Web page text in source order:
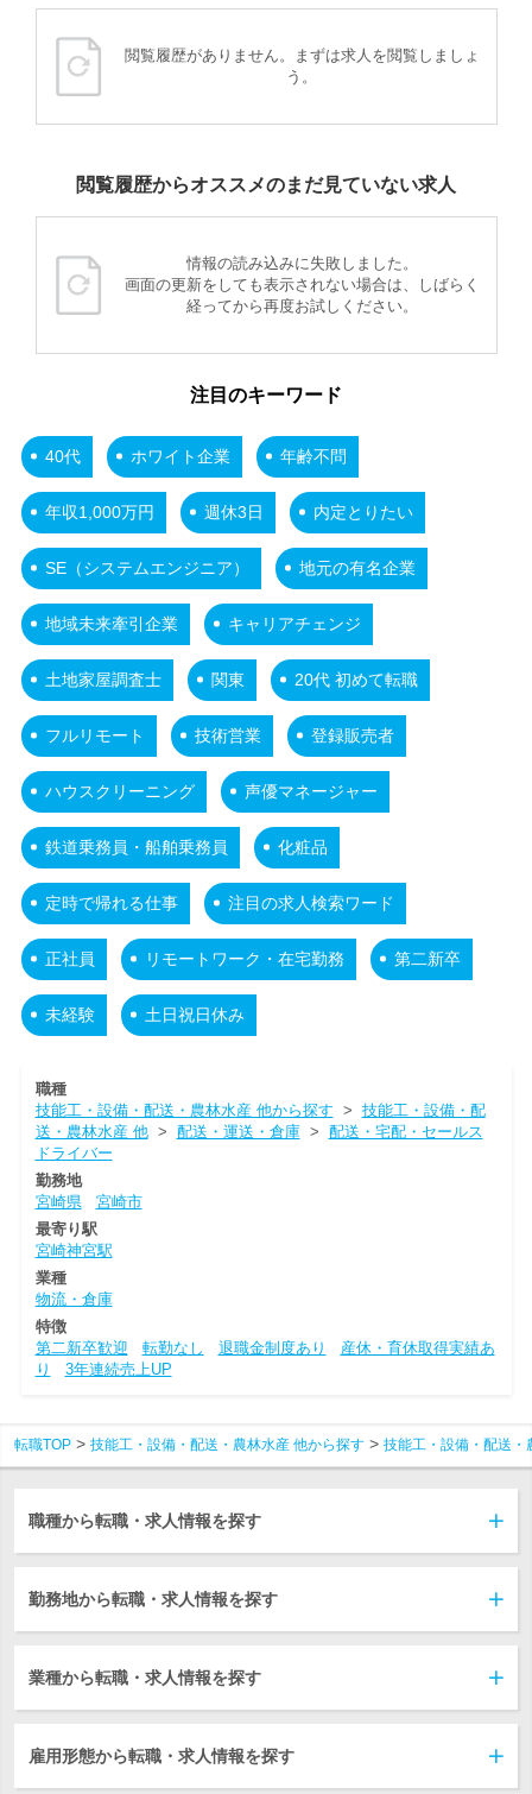
閲覧履歴がありません。まずは求人を閲覧しましょ
う。
閲覧履歴からオススメのまだ見ていない求人
情報の読み込みに失敗しました。
画面の更新をしても表示されない場合は、しばらく
経ってから再度お試しください。
注目のキーワード
40代 ホワイト企業 年齢不問
年収1,000万円 週休3日 内定とりたい
SE（システムエンジニア） 地元の有名企業
地域未来牽引企業 キャリアチェンジ
土地家屋調査士 関東 20代 初めて転職
フルリモート 技術営業 登録販売者
ハウスクリーニング 声優マネージャー
鉄道乗務員・船舶乗務員 化粧品
定時で帰れる仕事 注目の求人検索ワード
正社員 リモートワーク・在宅勤務 第二新卒
未経験 土日祝日休み
職種
技能工・設備・配送・農林水産 他から探す > 技能工・設備・配
送・農林水産 他> 配送・運送・倉庫> 配送・宅配・セールス
ドライバー
勤務地
宮崎県
宮崎市
最寄り駅
宮崎神宮駅
業種
物流・倉庫
特徴
第二新卒歓迎
転勤なし 退職金制度あり
産休・育休取得実績あ
り
3年連続売上UP
転職TOP 技能工・設備・配送・農林水産 他から探す 技能工・設備・配送・
職種から転職・求人情報を探す
勤務地から転職・求人情報を探す
業種から転職・求人情報を探す
雇用形態から転職・求人情報を探す